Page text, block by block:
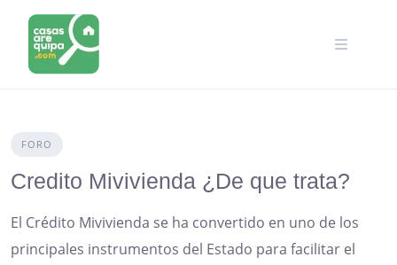
content
FORO
Credito Mivivienda ¿De que trata?
El Crédito Mivivienda se ha convertido en uno de los
principales instrumentos del Estado para facilitar el